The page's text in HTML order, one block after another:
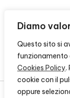
Diamo
Questo sito si
funzionamento
Cookies Policy.
cookie con il
oppure